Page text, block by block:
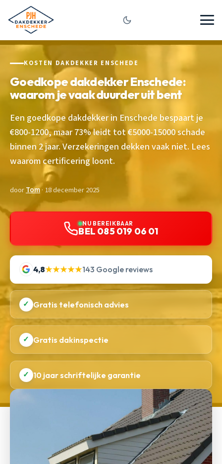
KOSTEN DAKDEKKER ENSCHEDE
Goedkope dakdekker Enschede:
waarom je vaak duurder uit bent
Een goedkope dakdekker in Enschede bespaart je
€800-1200, maar 73% leidt tot €5000-15000 schade
binnen 2 jaar. Verzekeringen dekken vaak niet. Lees
waarom certificering loont.
doorTom· 18 december 2025
NU BEREIKBAAR
BEL 085 019 06 01
4,8★★★★★143 Google reviews
✓ Gratis telefonisch advies
✓ Gratis dakinspectie
✓ 10 jaar schriftelijke garantie